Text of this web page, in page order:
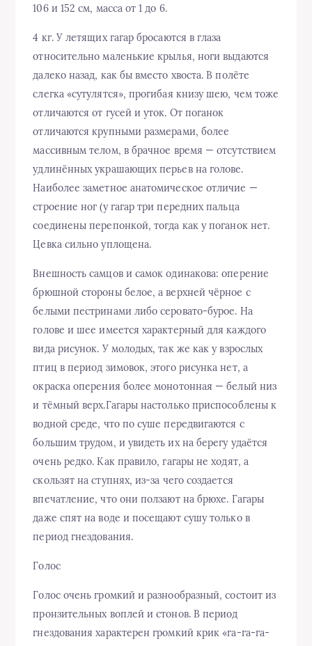
106 и 152 см, масса от 1 до 6.
4 кг. У летящих гагар бросаются в глаза
относительно маленькие крылья, ноги выдаются
далеко назад, как бы вместо хвоста. В полёте
слегка «сутулятся», прогибая книзу шею, чем тоже
отличаются от гусей и уток. От поганок
отличаются крупными размерами, более
массивным телом, в брачное время — отсутствием
удлинённых украшающих перьев на голове.
Наиболее заметное анатомическое отличие —
строение ног (у гагар три передних пальца
соединены перепонкой, тогда как у поганок нет.
Цевка сильно уплощена.
Внешность самцов и самок одинакова: оперение
брюшной стороны белое, а верхней чёрное с
белыми пестринами либо серовато-бурое. На
голове и шее имеется характерный для каждого
вида рисунок. У молодых, так же как у взрослых
птиц в период зимовок, этого рисунка нет, а
окраска оперения более монотонная — белый низ
и тёмный верх.Гагары настолько приспособлены к
водной среде, что по суше передвигаются с
большим трудом, и увидеть их на берегу удаётся
очень редко. Как правило, гагары не ходят, а
скользят на ступнях, из-за чего создается
впечатление, что они ползают на брюхе. Гагары
даже спят на воде и посещают сушу только в
период гнездования.
Голос
Голос очень громкий и разнообразный, состоит из
пронзительных воплей и стонов. В период
гнездования характерен громкий крик «га-га-га-